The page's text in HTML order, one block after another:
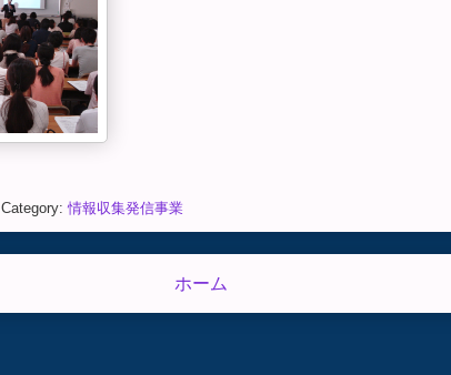
Category:情報収集発信事業
ホーム